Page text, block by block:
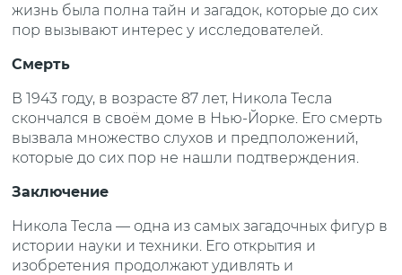
жизнь была полна тайн и загадок, которые до сих
пор вызывают интерес у исследователей.
Смерть
В 1943 году, в возрасте 87 лет, Никола Тесла
скончался в своём доме в Нью-Йорке. Его смерть
вызвала множество слухов и предположений,
которые до сих пор не нашли подтверждения.
Заключение
Никола Тесла — одна из самых загадочных фигур в
истории науки и техники. Его открытия и
изобретения продолжают удивлять и